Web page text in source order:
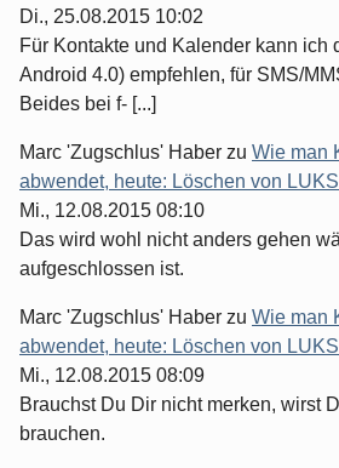
Di., 25.08.2015 10:02
Für Kontakte und Kalender kann ich
Android 4.0) empfehlen, für SMS/
Beides bei f- [...]
Marc 'Zugschlus' Haber zu Wie man
abwendet, heute: Löschen von
Mi., 12.08.2015 08:10
Das wird wohl nicht anders gehen
aufgeschlossen ist.
Marc 'Zugschlus' Haber zu Wie man
abwendet, heute: Löschen von
Mi., 12.08.2015 08:09
Brauchst Du Dir nicht merken, wirst
brauchen.